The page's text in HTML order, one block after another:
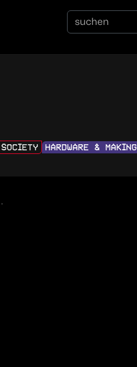
HARDWARE & MAKING